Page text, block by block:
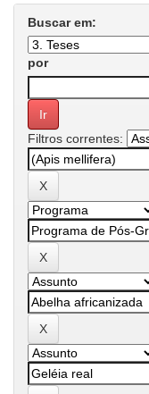
Buscar em:
por
Filtros correntes: